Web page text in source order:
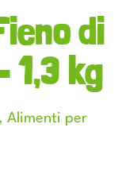
di
1,3 kg
, Alimenti per